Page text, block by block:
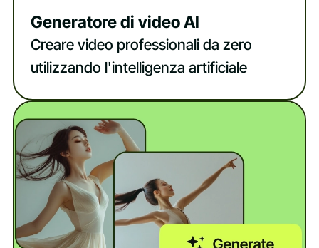
Generatore di video AI
Creare video professionali da zero
utilizzando l'intelligenza artificiale